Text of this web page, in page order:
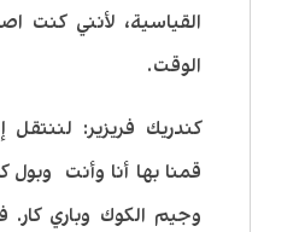
القياسية، لأنني كنت
الوقت.
كندريك فريزير: لننتقل
قمنا بها أنا وأنت وبول
وجيم الكوك وباري كار.